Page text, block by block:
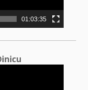
01:03:35